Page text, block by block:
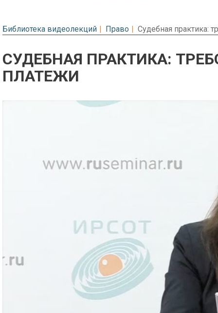
Библиотека видеолекций Право Судебная практика:
СУДЕБНАЯ ПРАКТИКА:
ПЛАТЕЖИ